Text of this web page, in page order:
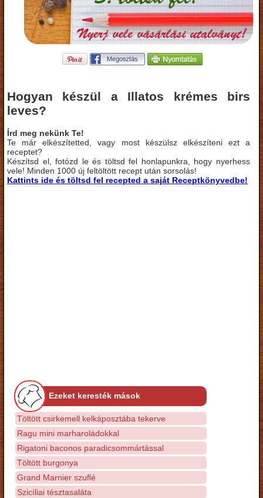
Hogyan készül a Illatos krémes birs
leves?
Írd meg nekünk Te!
Te már elkészítetted, vagy most készülsz elkészíteni ezt a
receptet?
Készítsd el, fotózd le és töltsd fel honlapunkra, hogy nyerhess
vele! Minden 1000 új feltöltött recept után sorsolás!
Kattints ide és töltsd fel recepted a saját Receptkönyvedbe!
Ezeket keresték mások
Töltött csirkemell kelkáposztába tekerve
Ragu mini marharoládokkal
Rigatoni baconos paradicsommártással
Töltött burgonya
Grand Marnier szuflé
Szicíliai tésztasaláta